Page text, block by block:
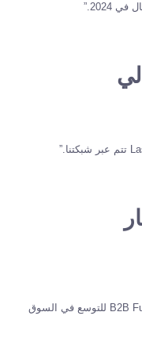
“نبحث عن 5 مليون ريال لنموذج B2B Fulfillment SaaS للتوسع في السوق